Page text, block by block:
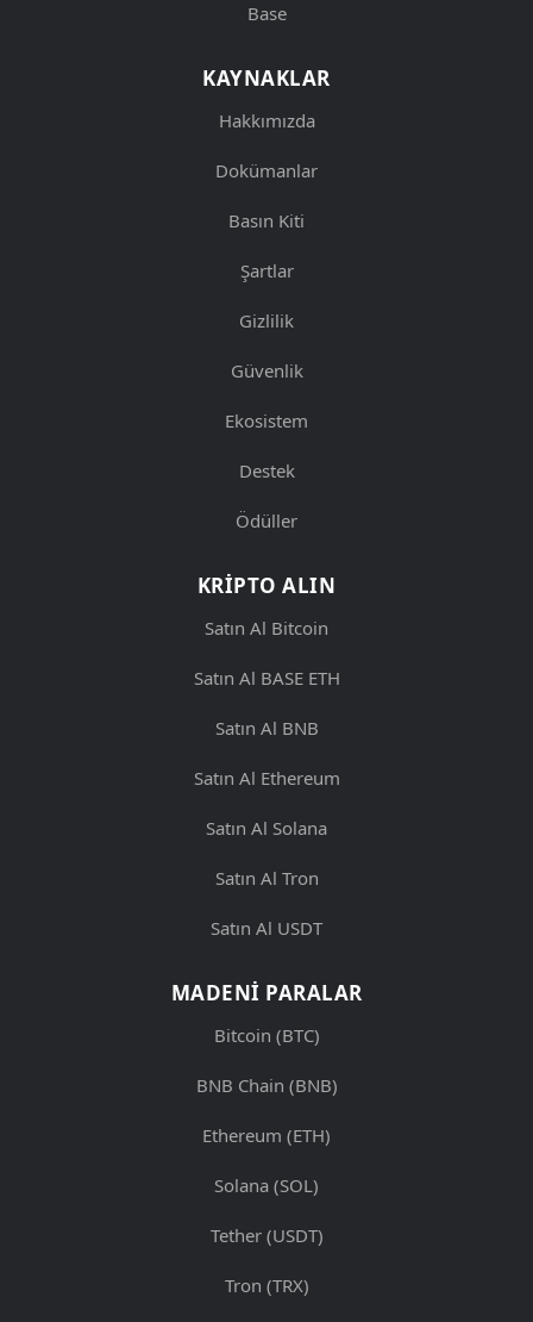
Base
KAYNAKLAR
Hakkımızda
Dokümanlar
Basın Kiti
Şartlar
Gizlilik
Güvenlik
Ekosistem
Destek
Ödüller
KRIPTO ALIN
Satın Al Bitcoin
Satın Al BASE ETH
Satın Al BNB
Satın Al Ethereum
Satın Al Solana
Satın Al Tron
Satın Al USDT
MADENI PARALAR
Bitcoin (BTC)
BNB Chain (BNB)
Ethereum (ETH)
Solana (SOL)
Tether (USDT)
Tron (TRX)